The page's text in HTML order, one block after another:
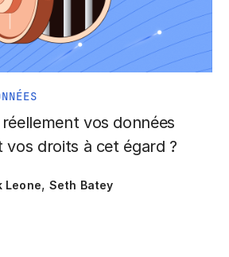
vos données
vos droits à cet égard ?
Leone, Seth Batey